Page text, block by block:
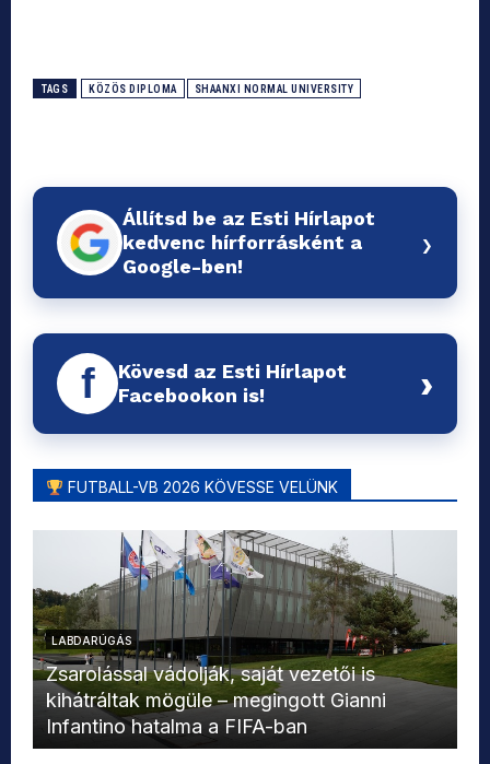
TAGS KÖZÖS DIPLOMA SHAANXI NORMAL UNIVERSITY
Állítsd be az Esti Hírlapot
kedvenc hírforrásként a
Google-ben!
›
f
Kövesd az Esti Hírlapot
Facebookon is!
›
FUTBALL-VB 2026 KÖVESSE VELÜNK
LABDARÚGÁS
Zsarolással vádolják, saját vezetői is
kihátráltak mögüle – megingott Gianni
Infantino hatalma a FIFA-ban